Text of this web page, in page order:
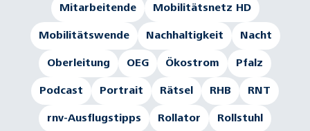
Mitarbeitende Mobilitätsnetz HD
Mobilitätswende Nachhaltigkeit Nacht
Oberleitung OEG Ökostrom Pfalz
Podcast Portrait Rätsel RHB RNT
rnv-Ausflugstipps Rollator Rollstuhl